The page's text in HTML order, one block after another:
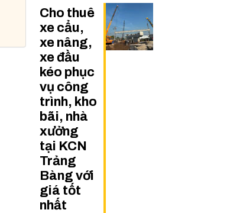
Cho thuê
xe cẩu,
xe nâng,
xe đầu
kéo phục
vụ công
trình, kho
bãi, nhà
xưởng
tại KCN
Trảng
Bàng với
giá tốt
nhất